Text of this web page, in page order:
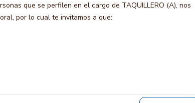
que se perfilen en el cargo de TAQUILLERO (A), nos
por lo cual te invitamos a que: